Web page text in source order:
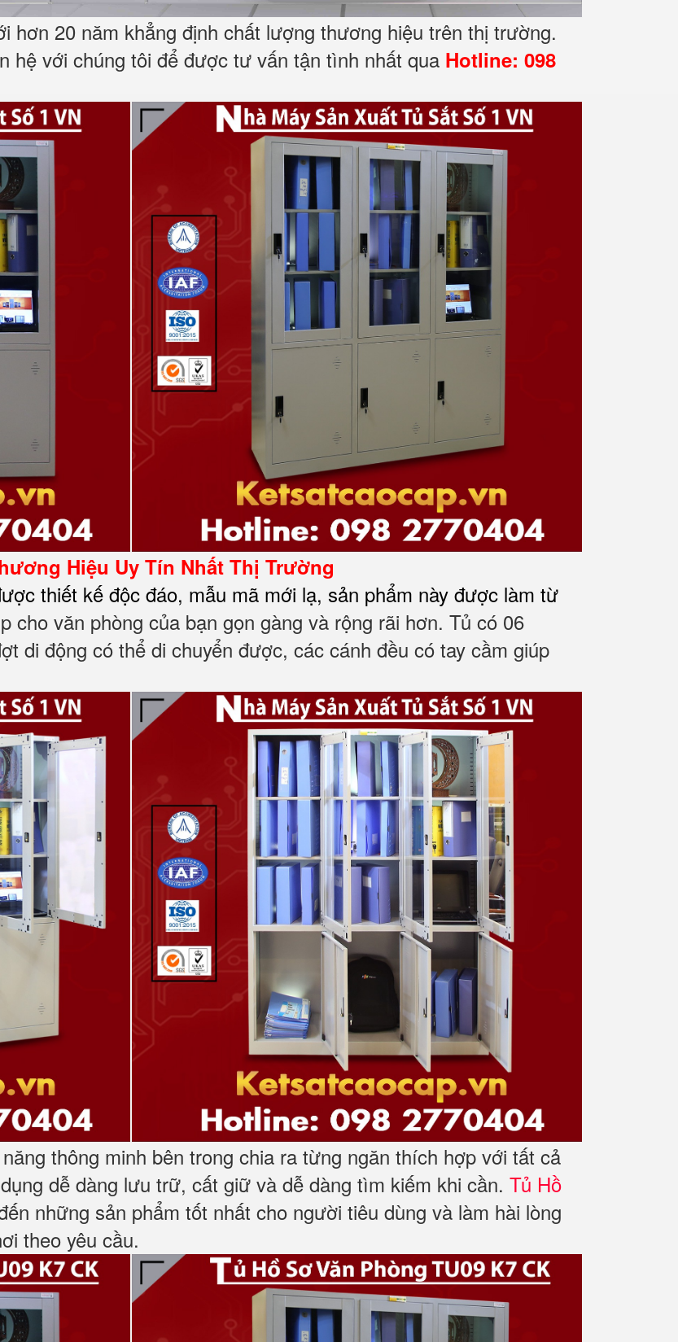
hơn 20 năm khẳng định chất lượng thương hiệu trên thị trường.
hệ với chúng tôi để được tư vấn tận tình nhất qua Hotline: 098
Hiệu Uy Tín Nhất Thị Trường
thiết kế độc đáo, mẫu mã mới lạ, sản phẩm này được làm từ
cho văn phòng của bạn gọn gàng và rộng rãi hơn. Tủ có 06
di động có thể di chuyển được, các cánh đều có tay cầm giúp
thông minh bên trong chia ra từng ngăn thích hợp với tất cả
dễ dàng lưu trữ, cất giữ và dễ dàng tìm kiếm khi cần. Tủ Hồ
những sản phẩm tốt nhất cho người tiêu dùng và làm hài lòng
theo yêu cầu.